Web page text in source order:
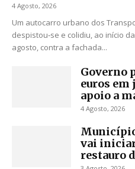
4 Agosto, 2026
Um autocarro urbano dos
despistou‑se e colidiu, ao início
agosto, contra a fachada...
Governo
euros
apoio a
4 Agosto, 2026
vai
restauro